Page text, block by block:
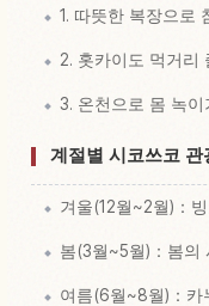
1. 따뜻한 복장으로
2. 홋카이도 먹거리
3. 온천으로 몸 녹이
계절별 시코쓰코 관
겨울(12월~2월)：
봄(3월~5월)：봄의
여름(6월~8월)：카